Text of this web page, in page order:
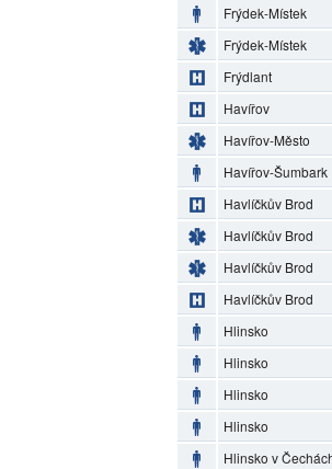
Frýdek-Místek
Frýdek-Místek
Frýdlant
Havířov
Havířov-Město
Havířov-Šumbark
Havlíčkův Brod
Havlíčkův Brod
Havlíčkův Brod
Havlíčkův Brod
Hlinsko
Hlinsko
Hlinsko
Hlinsko
Hlinsko v